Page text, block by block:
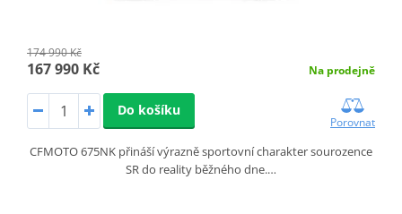
174 990 Kč
167 990 Kč Na prodejně
Do košíku
Porovnat
CFMOTO 675NK přináší výrazně sportovní charakter sourozence
SR do reality běžného dne.…